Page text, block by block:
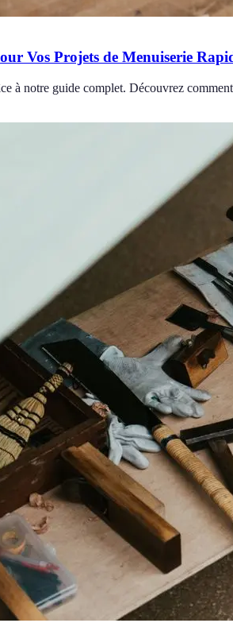
Vos Projets de Menuiserie
à notre guide complet. Découvrez